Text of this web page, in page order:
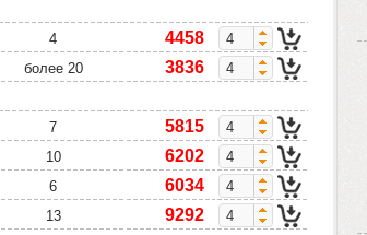
4 4458
более 20
3836
7 5815
10 6202
6 6034
13
9292